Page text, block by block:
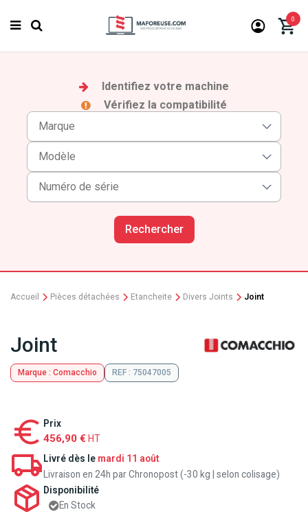
0
Identifiez votre machine
Vérifiez la compatibilité
Rechercher
Accueil Pièces détachées Etancheite Divers Joints Joint
Joint
Marque : Comacchio REF : 75047005
Prix
456,90 € HT
Livré dès le mardi 11 août
Livraison en 24h par Chronopost (-30 kg | selon colisage)
Disponibilité
En Stock